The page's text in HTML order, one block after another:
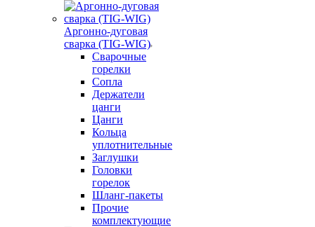
Аргонно-дуговая
сварка (TIG-WIG)
Сварочные
горелки
Сопла
Держатели
цанги
Цанги
Кольца
уплотнительные
Заглушки
Головки
горелок
Шланг-пакеты
Прочие
комплектующие